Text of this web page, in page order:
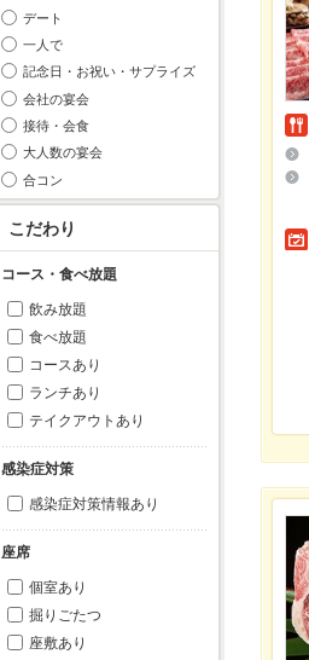
デート
一人で
記念日・お祝い・サプライズ
会社の宴会
接待・会食
大人数の宴会
合コン
こだわり
コース・食べ放題
飲み放題
食べ放題
コースあり
ランチあり
テイクアウトあり
感染症対策
感染症対策情報あり
座席
個室あり
掘りごたつ
座敷あり